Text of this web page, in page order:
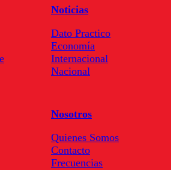
Noticias
Dato Practico
Economía
Internacional
Nacional
Nosotros
Quienes Somos
Contacto
Frecuencias